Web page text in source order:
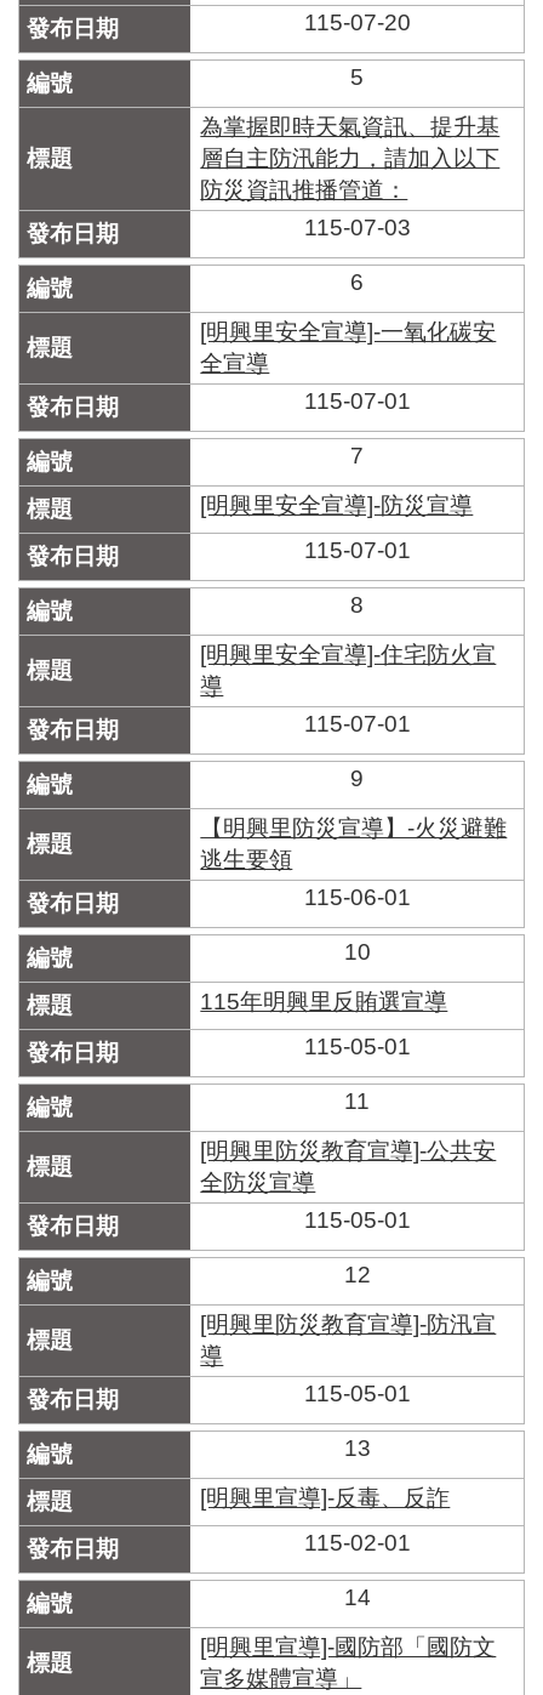
臺
北
市
鄰
名
冊
115-07-20
5
為掌握即時天氣資訊、提升基
層自主防汛能力，請加入以下
防災資訊推播管道：
115-07-03
6
[明興里安全宣導]-一氧化碳安
全宣導
115-07-01
7
[明興里安全宣導]-防災宣導
115-07-01
8
[明興里安全宣導]-住宅防火宣
導
115-07-01
9
【明興里防災宣導】-火災避難
逃生要領
115-06-01
10
115年明興里反賄選宣導
115-05-01
11
[明興里防災教育宣導]-公共安
全防災宣導
115-05-01
12
[明興里防災教育宣導]-防汛宣
導
115-05-01
13
[明興里宣導]-反毒、反詐
115-02-01
14
[明興里宣導]-國防部「國防文
宣多媒體宣導」